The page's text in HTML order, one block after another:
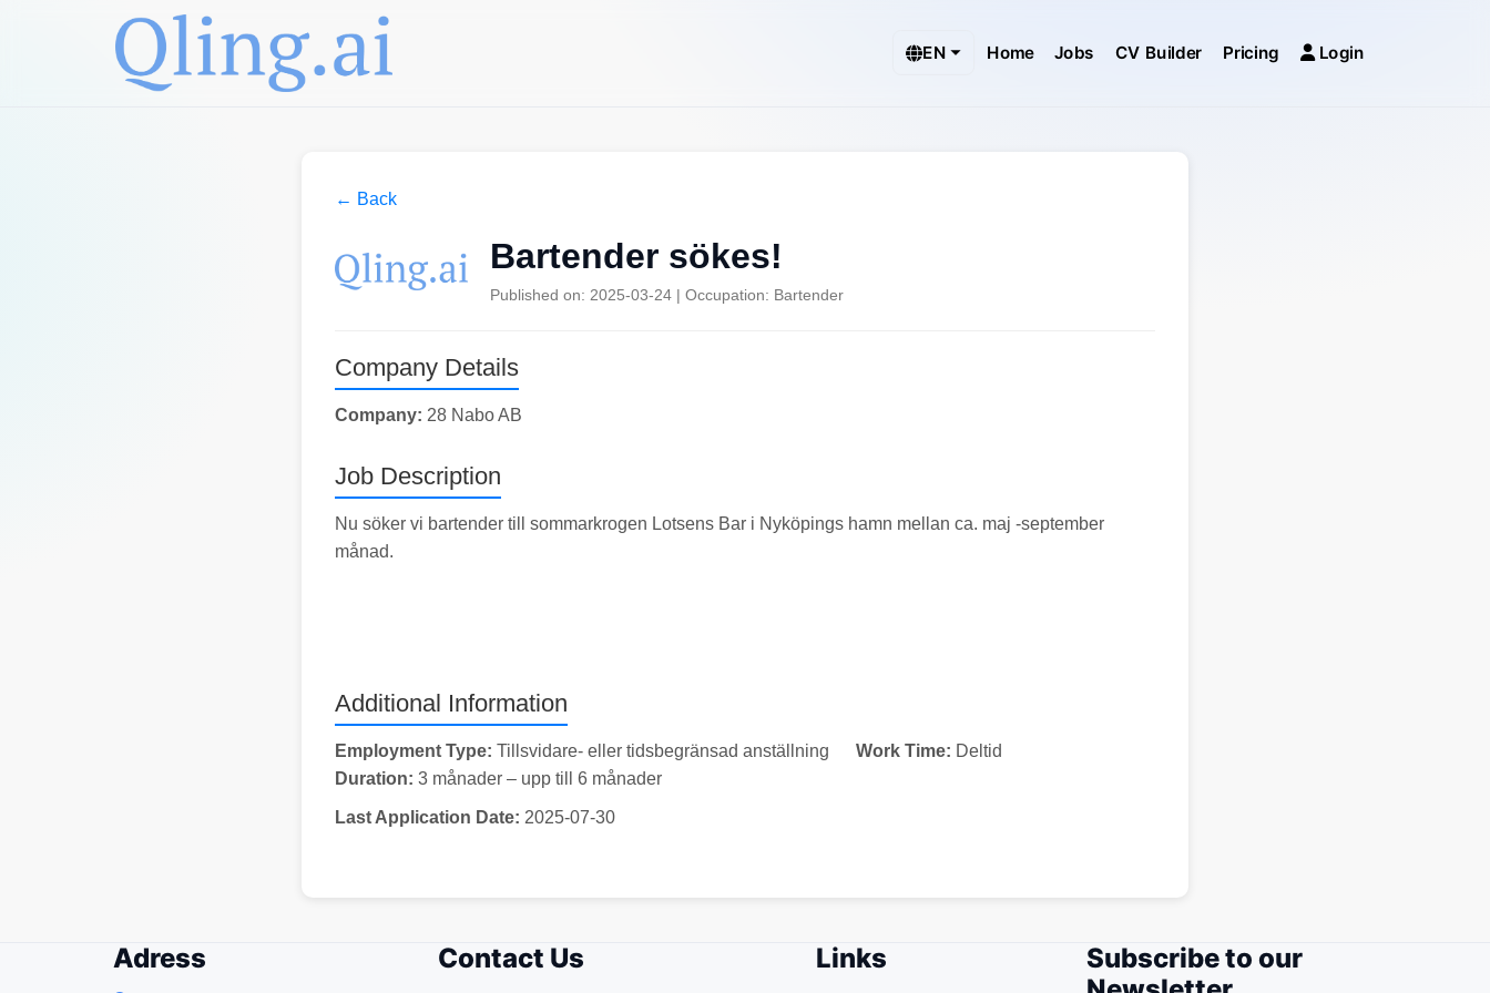
EN Home Jobs CV Builder Pricing Login
← Back
Bartender sökes!
Published on: 2025-03-24 | Occupation: Bartender
Company Details
Company: 28 Nabo AB
Job Description
Nu söker vi bartender till sommarkrogen Lotsens Bar i Nyköpings hamn mellan ca. maj -september
månad.
Additional Information
Employment Type: Tillsvidare- eller tidsbegränsad anställning Work Time: Deltid
Duration: 3 månader – upp till 6 månader
Last Application Date: 2025-07-30
Adress Contact Us Links
Subscribe to our